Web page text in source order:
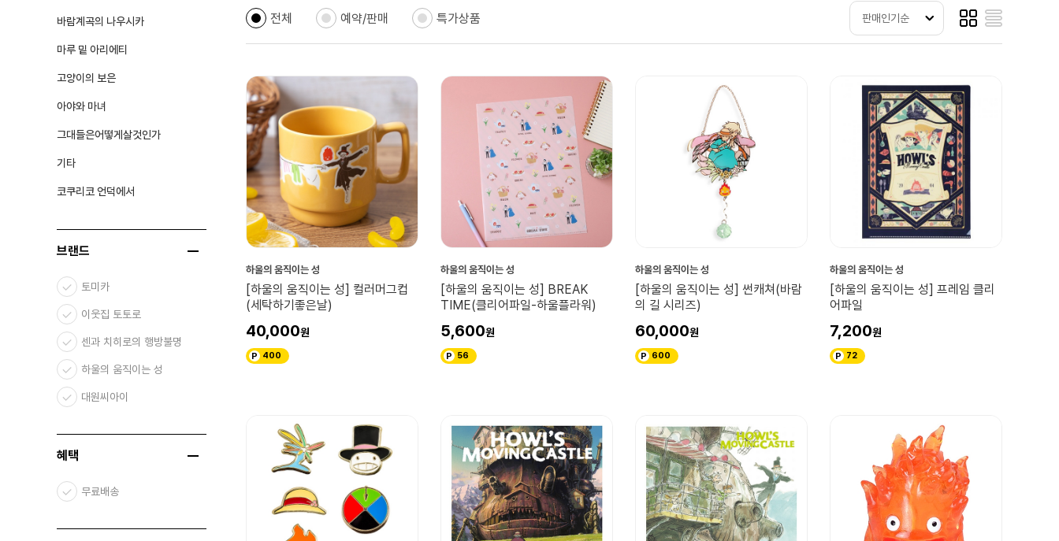
바람계곡의 나우시카
마루 밑 아리에티
고양이의 보은
아야와 마녀
그대들은어떻게살것인가
기타
코쿠리코 언덕에서
브랜드
토미카
이웃집 토토로
센과 치히로의 행방불명
하울의 움직이는 성
대원씨아이
혜택
무료배송
전체 예약/판매 특가상품 판매인기순
하울의 움직이는 성
[하울의 움직이는 성] 컬러머그컵
(세탁하기좋은날)
40,000
400
하울의 움직이는 성
[하울의 움직이는 성] BREAK
TIME(클리어파일-하울플라워)
5,600
56
하울의 움직이는 성
[하울의 움직이는 성] 썬캐쳐(바람
의 길 시리즈)
60,000
600
하울의 움직이는 성
[하울의 움직이는 성] 프레임 클리
어파일
7,200
72